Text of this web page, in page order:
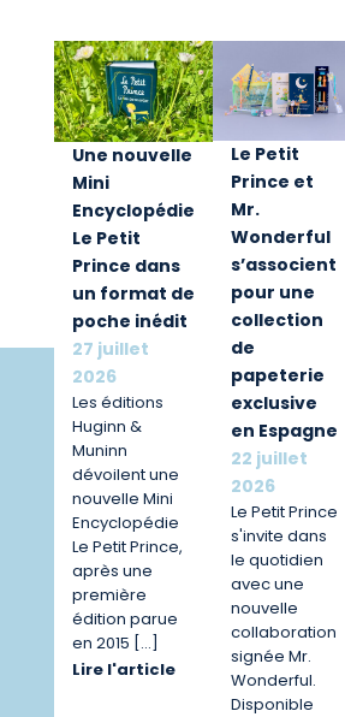
Une nouvelle
Mini
Encyclopédie
Le Petit
Prince dans
un format de
poche inédit
27 juillet
2026
Les éditions
Huginn &
Muninn
dévoilent une
nouvelle Mini
Encyclopédie
Le Petit Prince,
après une
première
édition parue
en 2015 […]
Lire l'article
Le Petit
Prince et
Mr.
Wonderful
s’associent
pour une
collection
de
papeterie
exclusive
en Espagne
22 juillet
2026
Le Petit Prince
s'invite dans
le quotidien
avec une
nouvelle
collaboration
signée Mr.
Wonderful.
Disponible